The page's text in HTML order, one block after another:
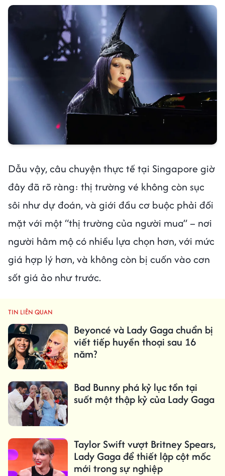
Dẫu vậy, câu chuyện thực tế tại Singapore giờ
đây đã rõ ràng: thị trường vé không còn sục
sôi như dự đoán, và giới đầu cơ buộc phải đối
mặt với một “thị trường của người mua” – nơi
người hâm mộ có nhiều lựa chọn hơn, với mức
giá hợp lý hơn, và không còn bị cuốn vào cơn
sốt giá ảo như trước.
TIN LIÊN QUAN
Beyoncé và Lady Gaga chuẩn bị
viết tiếp huyền thoại sau 16
năm?
Bad Bunny phá kỷ lục tồn tại
suốt một thập kỷ của Lady Gaga
Taylor Swift vượt Britney Spears,
Lady Gaga để thiết lập cột mốc
mới trong sự nghiệp